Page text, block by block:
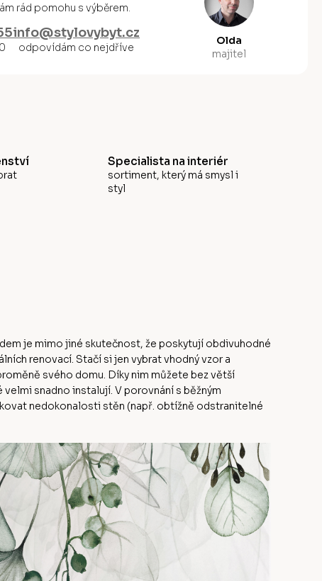
rád pomohu s výběrem.
info@stylovybyt.cz
odpovídám co nejdříve
Olda
majitel
Specialista na interiér
sortiment, který má smysl i
styl
je mimo jiné skutečnost, že poskytují obdivuhodné
renovací. Stačí si jen vybrat vhodný vzor a
svého domu. Díky nim můžete bez větší
velmi snadno instalují. V porovnání s běžným
nedokonalosti stěn (např. obtížně odstranitelné